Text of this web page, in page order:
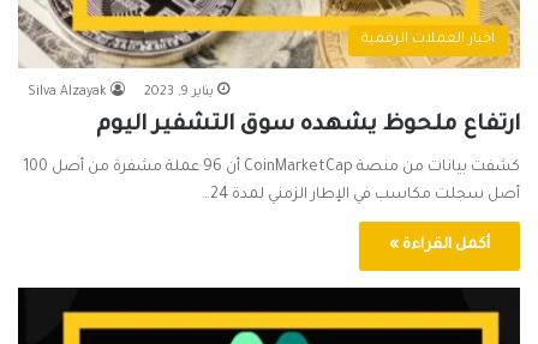
اخبار العملات الرقمية
Silva Alzayak يناير 9, 2023
ارتفاع ملحوظ يشهده سوق التشفير اليوم
كشفت بيانات من منصة CoinMarketCap أن 96 عملة مشفرة من أصل 100
أصل سجلت مكاسب في الإطار الزمني لمدة 24…
أكمل القراءة »